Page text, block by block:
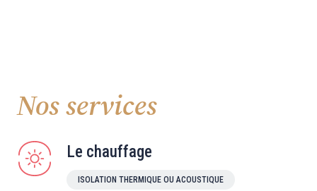
Nos services
Le chauffage
ISOLATION THERMIQUE OU ACOUSTIQUE